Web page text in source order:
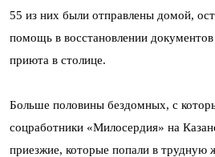
55 из них были отправлены домой,
помощь в восстановлении
приюта в столице.
Больше половины бездомных, с
соцработники «Милосердия» на
приезжие, которые попали в трудную